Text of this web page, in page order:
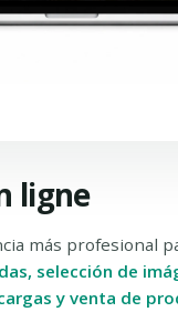
ligne
más profesional
selección de
y venta de